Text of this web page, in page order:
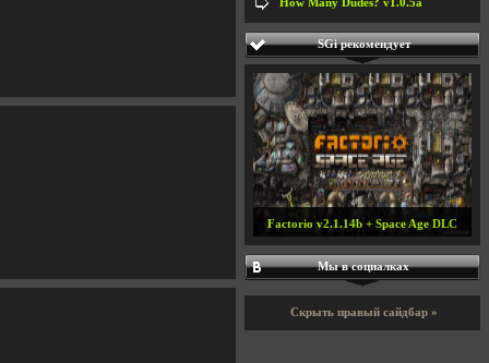
SGi рекомендует
Factorio v2.1.14b + Space Age DLC
Мы в социалках
Скрыть правый сайдбар »